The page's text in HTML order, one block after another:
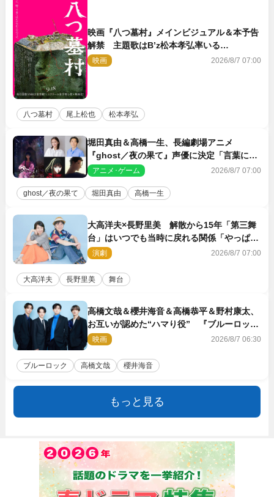
映画『八つ墓村』メインビジュアル＆本予告
解禁 主題歌はB’z松本孝弘率いる
TMG「DOOM」に決定
映画 2026/8/7 07:00
八つ墓村 尾上松也 松本孝弘
堀田真由＆高橋一生、長編劇場アニメ
『ghost／夜の果て』声優に決定「言葉には
できない沢山の感情を思い出しました」
アニメ･ゲーム 2026/8/7 07:00
ghost／夜の果て 堀田真由 高橋一生
大高洋夫×長野里美 解散から15年「第三舞
台」はいつでも当時に戻れる関係「やっぱり
他の方たちとは違います」
演劇 2026/8/7 07:00
大高洋夫 長野里美 舞台
高橋文哉＆櫻井海音＆高橋恭平＆野村康太、
お互いが認めた“ハマり役” 『ブルーロッ
ク』で築いた最高のチームワーク
映画 2026/8/7 06:30
ブルーロック 高橋文哉 櫻井海音
もっと見る